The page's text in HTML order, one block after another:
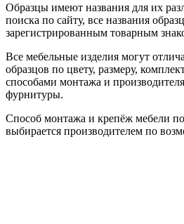
Образцы имеют названия для их
поиска по сайту, все названия
зарегистрированным товарным
Все мебельные изделия могут
образцов по цвету, размеру,
способами монтажа и
фурнитуры.
Способ монтажа и крепёж мебели
выбирается производителем по